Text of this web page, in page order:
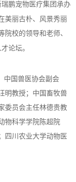
鹏宠物医疗集团承办
美丽古朴、风景秀丽
院校的领导和老师、
论坛。
中国兽医协会副会
明教授；中国畜牧兽
委员会主任林德贵教
物科学学院陈超院
四川农业大学动物医